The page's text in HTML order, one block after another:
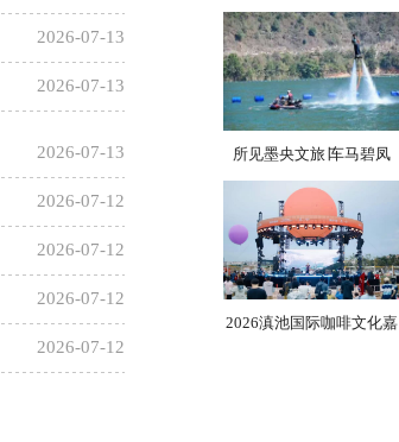
2026-07-13
2026-07-13
2026-07-13
2026-07-12
2026-07-12
2026-07-12
2026-07-12
所见墨央文旅∣车马碧凤
2026滇池国际咖啡文化嘉